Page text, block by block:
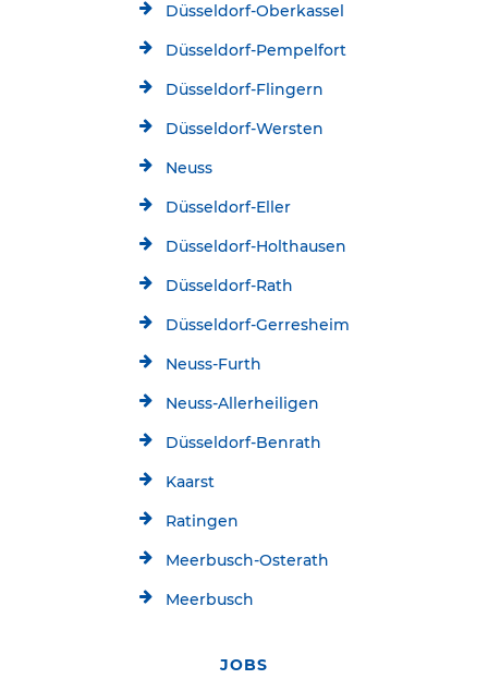
Düsseldorf-Oberkassel
Düsseldorf-Pempelfort
Düsseldorf-Flingern
Düsseldorf-Wersten
Neuss
Düsseldorf-Eller
Düsseldorf-Holthausen
Düsseldorf-Rath
Düsseldorf-Gerresheim
Neuss-Furth
Neuss-Allerheiligen
Düsseldorf-Benrath
Kaarst
Ratingen
Meerbusch-Osterath
Meerbusch
JOBS